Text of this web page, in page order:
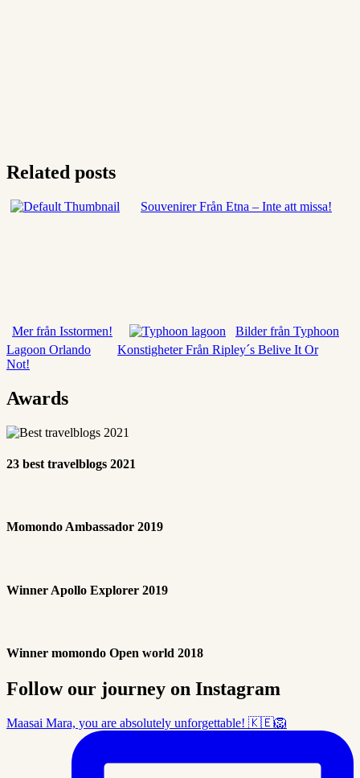
Related posts
Souvenirer Från Etna – Inte att missa!
Mer från Isstormen!
Bilder från Typhoon
Lagoon Orlando
Konstigheter Från Ripley´s Belive It Or
Not!
Awards
23 best travelblogs 2021
Momondo Ambassador 2019
Winner Apollo Explorer 2019
Winner momondo Open world 2018
Follow our journey on Instagram
Maasai Mara, you are absolutely unforgettable! 🇰🇪🦁